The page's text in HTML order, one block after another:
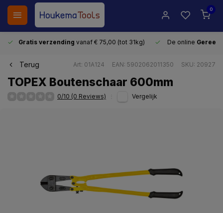
0
Gratis verzending vanaf € 75,00 (tot 31kg) De online
Terug Art: 01A124 EAN: 5902062011350 SKU: 20927
TOPEX Boutenschaar 600mm
0/10 (0 Reviews) Vergelijk